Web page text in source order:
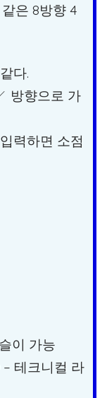
은 8방향 4
다.
방향으로 가
력하면 소점
이 가능
테크니컬 라